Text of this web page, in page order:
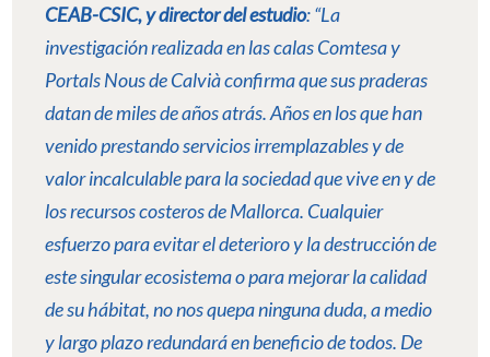
CEAB-CSIC, y director del estudio:“La
investigación realizada en las calas Comtesa y
Portals Nous de Calvià confirma que sus praderas
datan de miles de años atrás. Años en los que han
venido prestando servicios irremplazables y de
valor incalculable para la sociedad que vive en y de
los recursos costeros de Mallorca. Cualquier
esfuerzo para evitar el deterioro y la destrucción de
este singular ecosistema o para mejorar la calidad
de su hábitat, no nos quepa ninguna duda, a medio
y largo plazo redundará en beneficio de todos. De